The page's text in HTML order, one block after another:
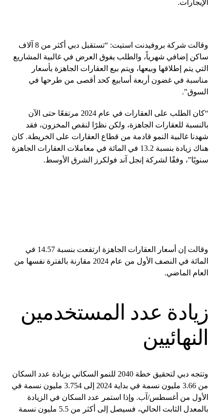
الإيجارات.
وقالت شركة بروفيدنت استيت: “تستقبل دبي أكثر من 8 آلاف
ساكن إضافي شهرياً، والطلب يفوق العرض في غالبية المشاريع
التي يتم إطلاقها وبيعها، ويتم بيع العقارات الجاهزة بأسعار
مناسبة في غضون أربعة أسابيع كحد أقصى من طرحها في
السوق”.
“كان الطلب على العقارات في عام 2024 مرتفعًا حتى الآن
بالنسبة للعقارات الجاهزة، ولكن نظرًا لنقص المخزون، فقد
شهدنا غالبية النمو قادمة من قطاع العقارات على الخريطة. كان
هناك زيادة بنسبة 13.2 في المائة في معاملات العقارات الجاهزة
سنويًا”، وفقًا لشركة إنجل آند فولكرز الشرق الأوسط.
وقالت إن أسعار العقارات الجاهزة ارتفعت بنسبة 14.57 في
المائة في النصف الأول من عام 2024 مقارنة بالفترة نفسها من
العام الماضي.
زيادة عدد المستخدمين
النهائيين
وتتجه دبي لتحقيق خطة 2040 للنمو السكاني بزيادة عدد السكان
من 3.66 مليون نسمة في بداية 2024 إلى 3.754 مليون نسمة في
الأول من أغسطس/آب. وإذا استمر عدد السكان في الزيادة
بالمعدل الثابت الحالي، فسيصل إلى أكثر من 5.5 مليون نسمة